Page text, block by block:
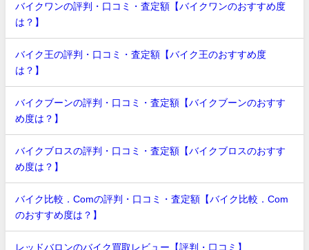
バイクワンの評判・口コミ・査定額【バイクワンのおすすめ度
は？】
バイク王の評判・口コミ・査定額【バイク王のおすすめ度
は？】
バイクブーンの評判・口コミ・査定額【バイクブーンのおすす
め度は？】
バイクブロスの評判・口コミ・査定額【バイクブロスのおすす
め度は？】
バイク比較．Comの評判・口コミ・査定額【バイク比較．Com
のおすすめ度は？】
レッドバロンのバイク買取レビュー【評判・口コミ】